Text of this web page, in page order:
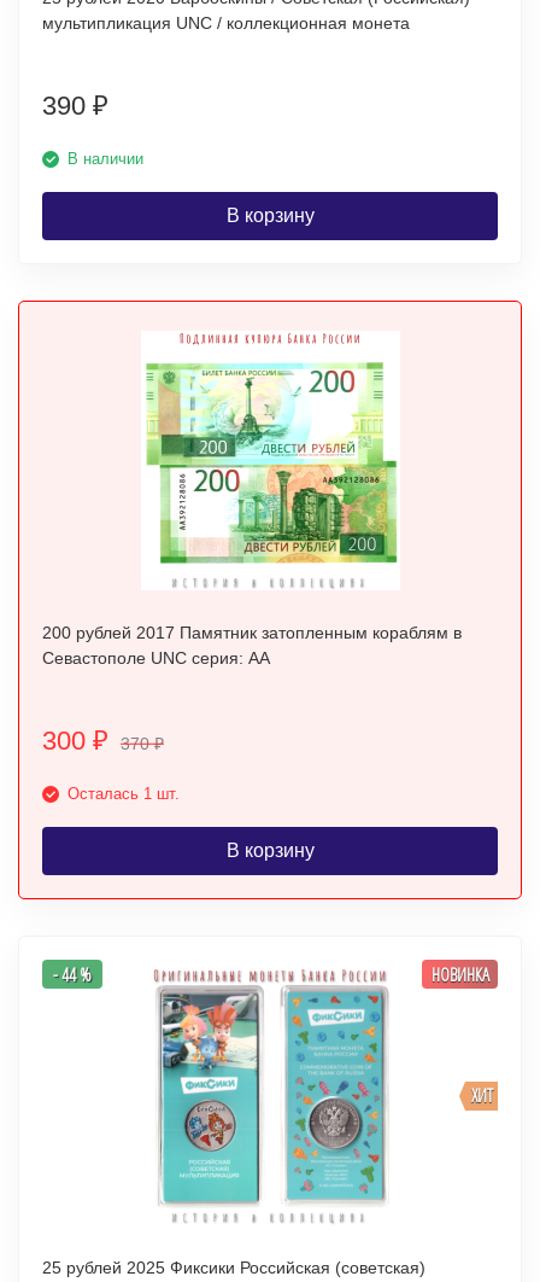
мультипликация UNC / коллекционная монета
390 ₽
В наличии
В корзину
200 рублей 2017 Памятник затопленным кораблям в
Севастополе UNC серия: АА
300 ₽ 370₽
Осталась 1 шт.
В корзину
ХИТ
- 44 % НОВИНКА
25 рублей 2025 Фиксики Российская (советская)